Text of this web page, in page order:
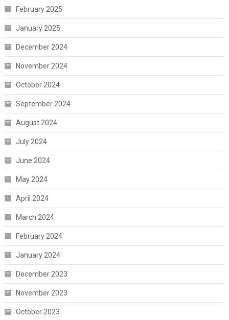
February 2025
January 2025
December 2024
November 2024
October 2024
September 2024
August 2024
July 2024
June 2024
May 2024
April 2024
March 2024
February 2024
January 2024
December 2023
November 2023
October 2023